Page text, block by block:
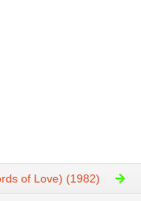
of Love) (1982)